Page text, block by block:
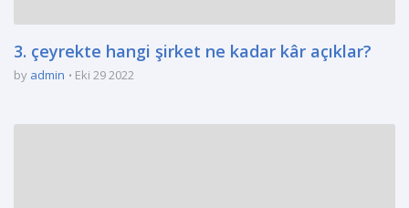
3. çeyrekte hangi şirket ne kadar kâr açıklar?
by admin Eki 29 2022